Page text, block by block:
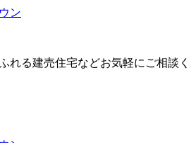
れる建売住宅などお気軽にご相談く